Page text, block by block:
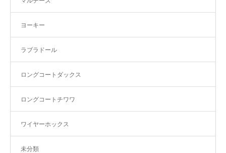
ヨーキー
ラブラドール
ロングコートダックス
ロングコートチワワ
ワイヤーホックス
未分類